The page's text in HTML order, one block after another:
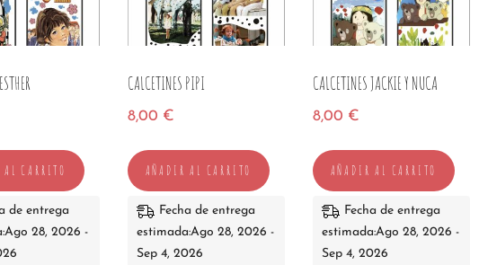
CARRITO
de entrega
28, 2026 -
CALCETINES PIPI
8,00 €
AÑADIR AL CARRITO
Fecha de entrega
estimada:Ago 28, 2026 -
Sep 4, 2026
CALCETINES JACKIE Y NUCA
8,00 €
AÑADIR AL CARRITO
Fecha de entrega
estimada:Ago 28, 2026 -
Sep 4, 2026